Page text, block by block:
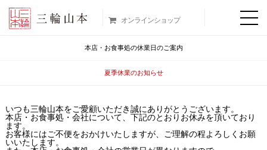
オンラインショップ
本店・お食事処の休業日のご案内
夏季休業のお知らせ
いつも三輪山本をご愛顧いただき誠にありがとうございます。
本店・お食事処・会社について、下記のとおりお休みを頂いており
ます。
お客様にはご不便をおかけいたしますが、ご理解の程よろしくお願
いいたします。